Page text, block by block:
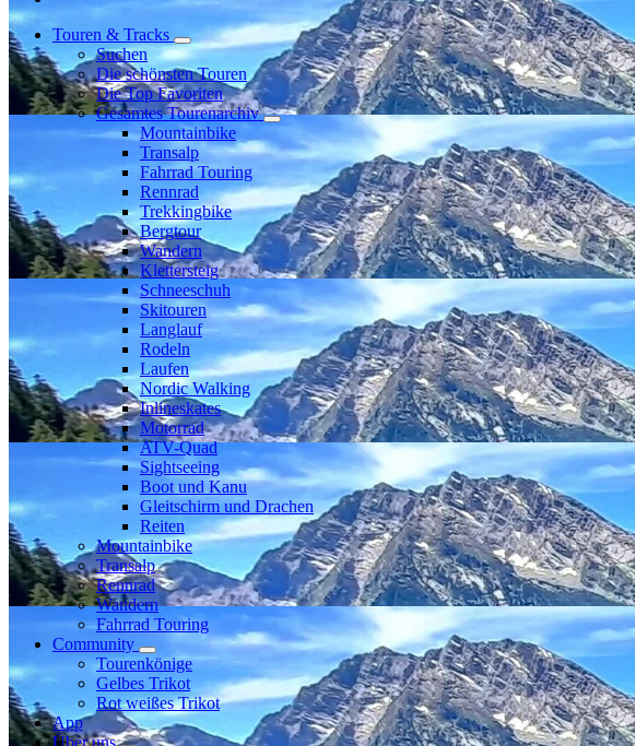
Touren & Tracks
Suchen
Die schönsten Touren
Die Top Favoriten
Gesamtes Tourenarchiv
Mountainbike
Transalp
Fahrrad Touring
Rennrad
Trekkingbike
Bergtour
Wandern
Klettersteig
Schneeschuh
Skitouren
Langlauf
Rodeln
Laufen
Nordic Walking
Inlineskates
Motorrad
ATV-Quad
Sightseeing
Boot und Kanu
Gleitschirm und Drachen
Reiten
Mountainbike
Transalp
Rennrad
Wandern
Fahrrad Touring
Community
Tourenkönige
Gelbes Trikot
Rot weißes Trikot
App